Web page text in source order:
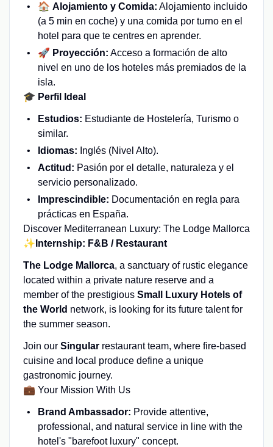
🏠 Alojamiento y Comida: Alojamiento incluido
(a 5 min en coche) y una comida por turno en el
hotel para que te centres en aprender.
🚀 Proyección: Acceso a formación de alto
nivel en uno de los hoteles más premiados de la
isla.
🎓 Perfil Ideal
Estudios: Estudiante de Hostelería, Turismo o
similar.
Idiomas: Inglés (Nivel Alto).
Actitud: Pasión por el detalle, naturaleza y el
servicio personalizado.
Imprescindible: Documentación en regla para
prácticas en España.
Discover Mediterranean Luxury: The Lodge Mallorca
✨ Internship: F&B / Restaurant
The Lodge Mallorca, a sanctuary of rustic elegance
located within a private nature reserve and a
member of the prestigious Small Luxury Hotels of
the World network, is looking for its future talent for
the summer season.
Join our Singularrestaurant team, where fire-based
cuisine and local produce define a unique
gastronomic journey.
💼 Your Mission With Us
Brand Ambassador: Provide attentive,
professional, and natural service in line with the
hotel's "barefoot luxury" concept.